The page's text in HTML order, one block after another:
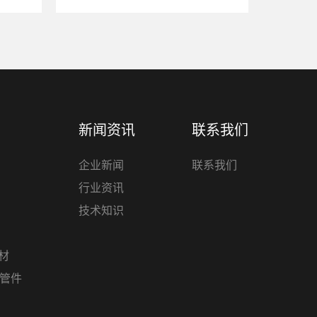
件
新闻资讯
企业新闻
行业资讯
技术知识
联系我们
联系我们